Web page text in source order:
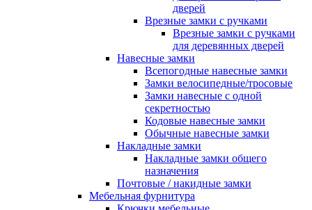
дверей
Врезные замки с ручками
Врезные замки с ручками
для деревянных дверей
Навесные замки
Всепогодные навесные замки
Замки велосипедные/тросовые
Замки навесные с одной
секретностью
Кодовые навесные замки
Обычные навесные замки
Накладные замки
Накладные замки общего
назначения
Почтовые / накидные замки
Мебельная фурнитура